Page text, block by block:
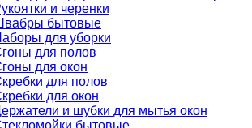
и черенки
бытовые
для уборки
для полов
для окон
для полов
для окон
и шубки для мытья окон
бытовые